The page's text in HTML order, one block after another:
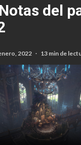
del
2022 13 min de